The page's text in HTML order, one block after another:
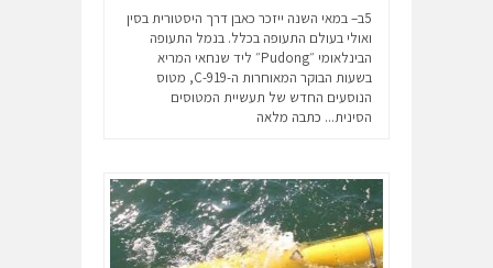
5ב– במאי השנה ייזכר כאבן דרך היסטורית בסין
ואולי בעולם התעופה בכלל. בנמל התעופה
הבינלאומי ״Pudong״ ליד שנחאי המריא
בשעות הבוקר המאוחרות ה-C-919, מטוס
הנוסעים החדש של תעשיית המטוסים
הסינית... כתבה מלאה